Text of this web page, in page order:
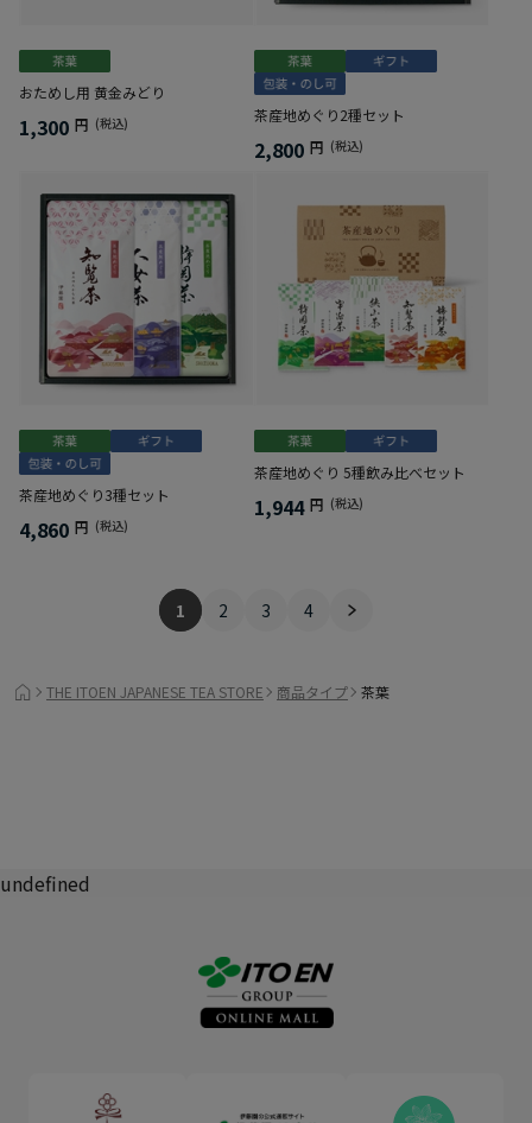
おためし用 黄金みどり
1,300 円 (税込) 茶産地めぐり2種セット
2,800 円 (税込)
茶産地めぐり3種セット
4,860 円 (税込)
茶産地めぐり 5種飲み比べセット
1,944 円 (税込)
1 2 3 4
THE ITOEN JAPANESE TEA STORE 商品タイプ 茶葉
undefined